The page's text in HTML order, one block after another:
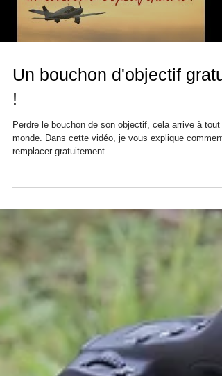
Un bouchon d'objectif
!
Perdre le bouchon de son objectif, cela arrive à tout
monde. Dans cette vidéo, je vous explique comment
remplacer gratuitement.